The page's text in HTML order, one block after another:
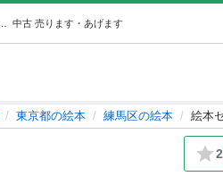
中古 売ります・あげます
東京都の絵本 練馬区の絵本 絵本
2